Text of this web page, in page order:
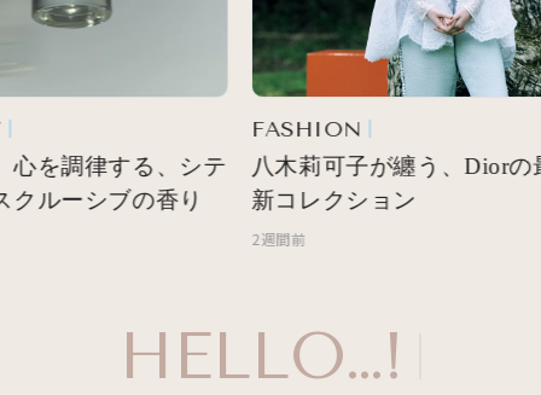
HELLO…!
を調律する、シテ
ルーシブの香り
FASHION
八木莉可子が纏う、Diorの最
新コレクション
2週間前